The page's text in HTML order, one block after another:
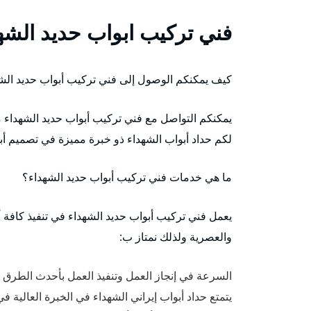
فني تركيب ابواب حديد
كيف يمكنكم الوصول إلى فني تركيب أبواب حديد
يمكنكم التواصل مع فني تركيب أبواب حديد
لكم حداد أبواب الشهداء ذو خبرة مميزة في
ما هي خدمات فني تركيب أبواب حديد الشهداء؟
يعمل فني تركيب أبواب حديد الشهداء في تنفيذ كافة
والعصرية ولذلك نمتاز ب:
السرعة في إنجاز العمل وتنفيذ العمل بأحدث
يتمتع حداد أبواب إيراني الشهداء في الخبرة